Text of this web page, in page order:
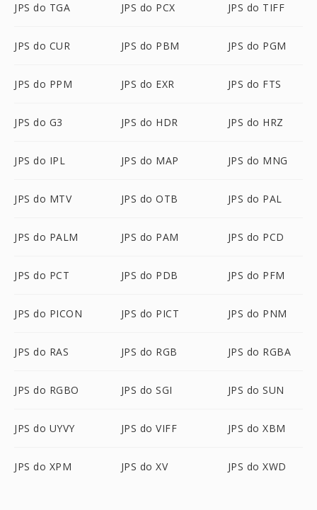
JPS do TGA JPS do PCX JPS do TIFF
JPS do CUR JPS do PBM JPS do PGM
JPS do PPM JPS do EXR JPS do FTS
JPS do G3 JPS do HDR JPS do HRZ
JPS do IPL JPS do MAP JPS do MNG
JPS do MTV JPS do OTB JPS do PAL
JPS do PALM JPS do PAM JPS do PCD
JPS do PCT JPS do PDB JPS do PFM
JPS do PICON JPS do PICT JPS do PNM
JPS do RAS JPS do RGB JPS do RGBA
JPS do RGBO JPS do SGI JPS do SUN
JPS do UYVY JPS do VIFF JPS do XBM
JPS do XPM JPS do XV JPS do XWD